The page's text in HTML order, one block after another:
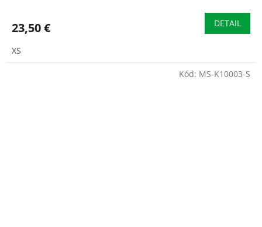
23,50 € DETAIL
XS
Kód: MS-K10003-S